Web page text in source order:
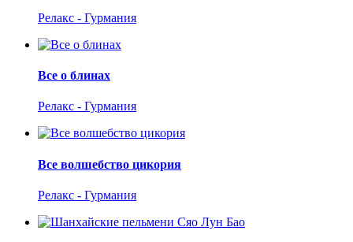
Релакс - Гурмания
Все о блинах
Релакс - Гурмания
Все волшебство цикория
Релакс - Гурмания